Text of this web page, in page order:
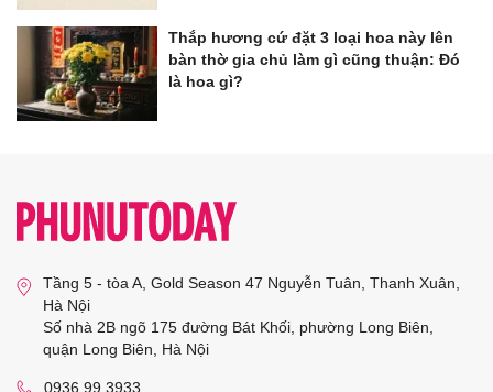
Thắp hương cứ đặt 3 loại hoa này lên
bàn thờ gia chủ làm gì cũng thuận: Đó
là hoa gì?
Tầng 5 - tòa A, Gold Season 47 Nguyễn Tuân, Thanh Xuân,
Hà Nội
Số nhà 2B ngõ 175 đường Bát Khối, phường Long Biên,
quận Long Biên, Hà Nội
0936 99 3933